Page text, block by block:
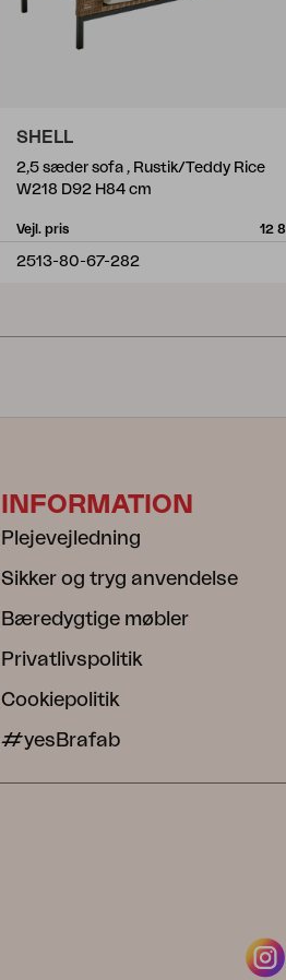
SHELL
2,5 sæder sofa , Rustik/Teddy Rice
W218 D92 H84 cm
Vejl. pris 12
2513-80-67-282
INFORMATION
Plejevejledning
Sikker og tryg anvendelse
Bæredygtige møbler
Privatlivspolitik
Cookiepolitik
#yesBrafab